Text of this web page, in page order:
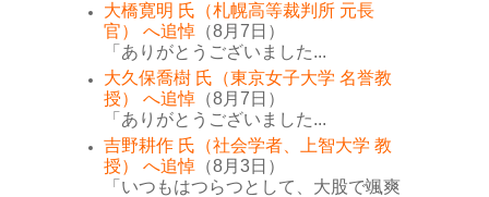
大橋寛明 氏（札幌高等裁判所 元長
官） へ追悼 （8月7日）
「ありがとうございました...
大久保喬樹 氏（東京女子大学 名誉教
授） へ追悼 （8月7日）
「ありがとうございました...
吉野耕作 氏（社会学者、上智大学 教
授） へ追悼 （8月3日）
「いつもはつらつとして、大股で颯爽